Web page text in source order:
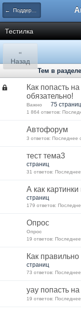
← Поддержка пользователей форума
Тестилка
«
Назад
Тем в разделе
Как попасть
обязательно!
Важно 75 страниц
1 864 ответов:
Автофорум
3 ответов: Последнее
тест тема3
страниц
31 ответов:
А как картинки
страниц
179 ответов:
Опрос
Опрос
19 ответов:
Как
страниц
73 ответов:
уау попасть
19 ответов: